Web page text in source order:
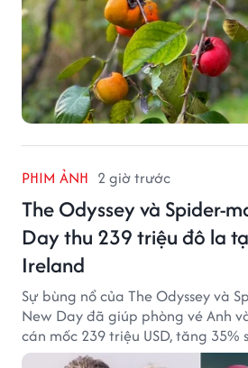
PHIM ẢNH 2 giờ trước
The Odyssey và Spider-
Day thu 239 triệu đô la
Ireland
Sự bùng nổ của The Odyssey và
New Day đã giúp phòng vé Anh
cán mốc 239 triệu USD, tăng 35%
ngoái.